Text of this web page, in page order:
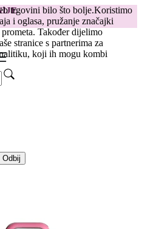
trgovini bilo što bolje.Koristimo
i oglasa, pružanje značajki
Također dijelimo
stranice s partnerima za
koji ih mogu kombi
Odbij